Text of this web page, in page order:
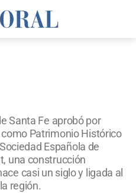
Santa Fe aprobó por
Patrimonio Histórico
Española de
una construcción
casi un siglo y ligada al
región.